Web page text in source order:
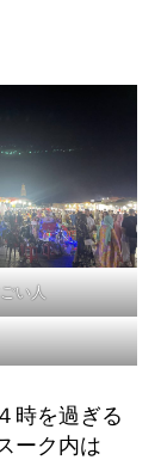
い人
時を過ぎる
ーク内は